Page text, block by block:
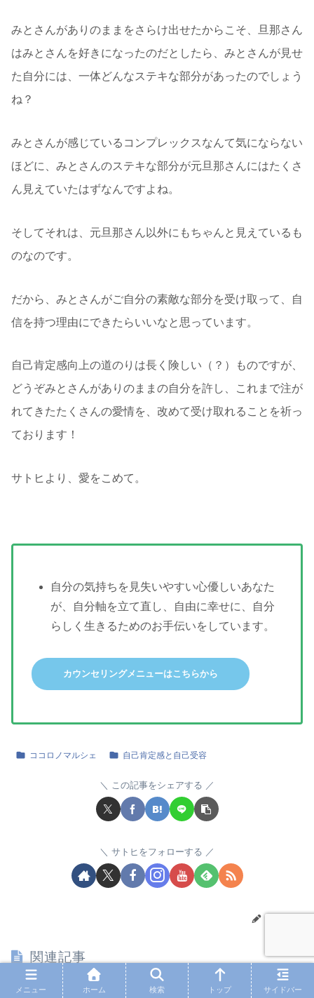
みとさんがありのままをさらけ出せたからこそ、旦那さん
はみとさんを好きになったのだとしたら、みとさんが見せ
た自分には、一体どんなステキな部分があったのでしょう
ね？
みとさんが感じているコンプレックスなんて気にならない
ほどに、みとさんのステキな部分が元旦那さんにはたくさ
ん見えていたはずなんですよね。
そしてそれは、元旦那さん以外にもちゃんと見えているも
のなのです。
だから、みとさんがご自分の素敵な部分を受け取って、自
信を持つ理由にできたらいいなと思っています。
自己肯定感向上の道のりは長く険しい（？）ものですが、
どうぞみとさんがありのままの自分を許し、これまで注が
れてきたたくさんの愛情を、改めて受け取れることを祈っ
ております！
サトヒより、愛をこめて。
自分の気持ちを見失いやすい心優しいあなた
が、自分軸を立て直し、自由に幸せに、自分
らしく生きるためのお手伝いをしています。
カウンセリングメニューはこちらから
ココロノマルシェ 自己肯定感と自己受容
この記事をシェアする
サトヒをフォローする
関連記事
メニュー ホーム 検索 トップ サイドバー